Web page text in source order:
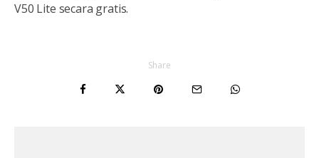
V50 Lite secara gratis.
Share